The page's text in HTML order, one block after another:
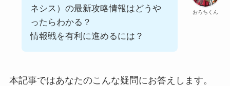
おろちくん
ネシス）の最新攻略情報はどうや
ったらわかる？
情報戦を有利に進めるには？
本記事ではあなたのこんな疑問にお答えします。